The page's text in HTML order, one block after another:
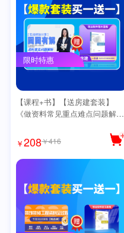
限时特惠
【课程+书】【送房建套装】
《做资料常见重点难点问题解析
维导图
￥208￥416